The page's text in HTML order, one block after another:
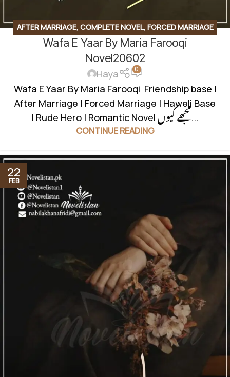
AFTER MARRIAGE, COMPLETE NOVEL, FORCED MARRIAGE
,HAVELI BASED NOVELS,ROMANTIC URDU NOVEL
RUDE HERO BASED
Wafa E Yaar By Maria Farooqi
Novel20602
Haya 0
Wafa E Yaar By Maria Farooqi Friendship base |
After Marriage | Forced Marriage | Haweli Base
| Rude Hero | Romantic Novel مجھے کیوں...
CONTINUE READING
22
FEB